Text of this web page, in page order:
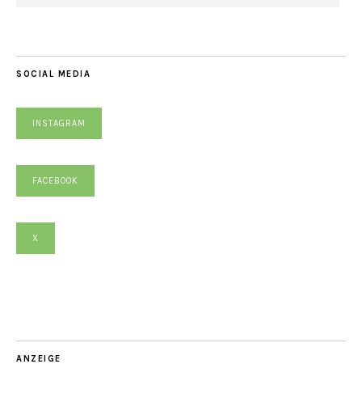
SOCIAL MEDIA
INSTAGRAM
FACEBOOK
X
ANZEIGE